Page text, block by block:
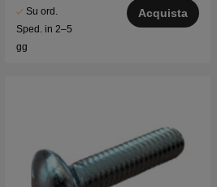
Su ord.
Sped. in 2–5
gg
Acquista